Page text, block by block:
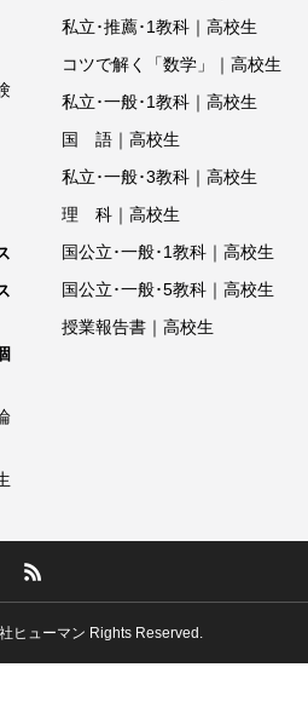
私立･推薦･1教科｜高校生
コツで解く「数学」｜高校生
私立･一般･1教科｜高校生
国 語｜高校生
私立･一般･3教科｜高校生
理 科｜高校生
国公立･一般･1教科｜高校生
国公立･一般･5教科｜高校生
授業報告書｜高校生
ヒューマン Rights Reserved.